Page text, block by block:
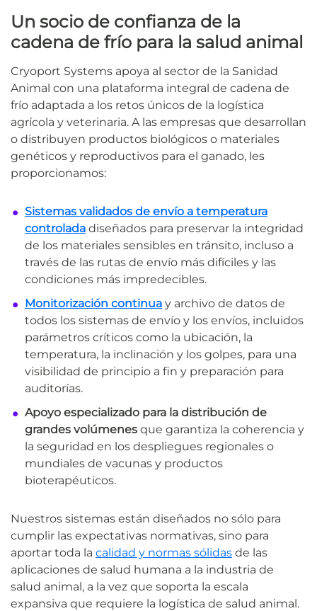
Un socio de confianza de la
cadena de frío para la salud animal
Cryoport Systems apoya al sector de la Sanidad
Animal con una plataforma integral de cadena de
frío adaptada a los retos únicos de la logística
agrícola y veterinaria. A las empresas que desarrollan
o distribuyen productos biológicos o materiales
genéticos y reproductivos para el ganado, les
proporcionamos:
Sistemas validados de envío a temperatura
controlada diseñados para preservar la integridad
de los materiales sensibles en tránsito, incluso a
través de las rutas de envío más difíciles y las
condiciones más impredecibles.
Monitorización continua y archivo de datos de
todos los sistemas de envío y los envíos, incluidos
parámetros críticos como la ubicación, la
temperatura, la inclinación y los golpes, para una
visibilidad de principio a fin y preparación para
auditorías.
Apoyo especializado para la distribución de
grandes volúmenes que garantiza la coherencia y
la seguridad en los despliegues regionales o
mundiales de vacunas y productos
bioterapéuticos.
Nuestros sistemas están diseñados no sólo para
cumplir las expectativas normativas, sino para
aportar toda la calidad y normas sólidas de las
aplicaciones de salud humana a la industria de
salud animal, a la vez que soporta la escala
expansiva que requiere la logística de salud animal.